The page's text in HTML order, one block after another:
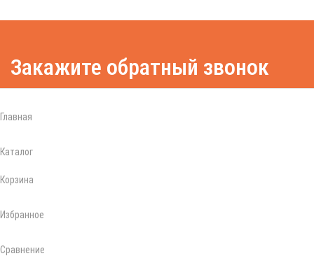
Закажите обратный звонок
1 минуты и ответит на все вопросы, касающиеся
Главная
Каталог
Корзина
Избранное
Сравнение